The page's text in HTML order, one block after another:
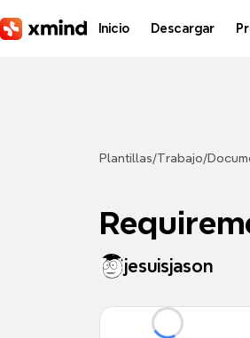
Inicio Descargar
Plantillas/Trabajo/
jesuisjason